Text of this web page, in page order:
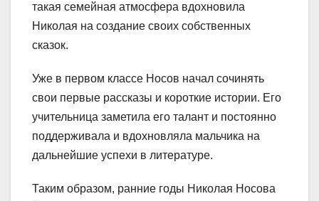
такая семейная атмосфера вдохновила
Николая на создание своих собственных
сказок.
Уже в первом классе Носов начал сочинять
свои первые рассказы и короткие истории. Его
учительница заметила его талант и постоянно
поддерживала и вдохновляла мальчика на
дальнейшие успехи в литературе.
Таким образом, ранние годы Николая Носова